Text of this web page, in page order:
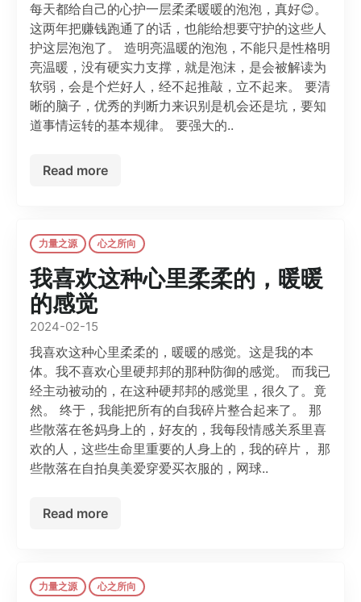
每天都给自己的心护一层柔柔暖暖的泡泡，真好😊。
这两年把赚钱跑通了的话，也能给想要守护的这些人
护这层泡泡了。 造明亮温暖的泡泡，不能只是性格明
亮温暖，没有硬实力支撑，就是泡沫，是会被解读为
软弱，会是个烂好人，经不起推敲，立不起来。 要清
晰的脑子，优秀的判断力来识别是机会还是坑，要知
道事情运转的基本规律。 要强大的..
Read more
力量之源 心之所向
我喜欢这种心里柔柔的，暖暖
的感觉
2024-02-15
我喜欢这种心里柔柔的，暖暖的感觉。这是我的本
体。我不喜欢心里硬邦邦的那种防御的感觉。 而我已
经主动被动的，在这种硬邦邦的感觉里，很久了。竟
然。 终于，我能把所有的自我碎片整合起来了。 那
些散落在爸妈身上的，好友的，我每段情感关系里喜
欢的人，这些生命里重要的人身上的，我的碎片， 那
些散落在自拍臭美爱穿爱买衣服的，网球..
Read more
力量之源 心之所向